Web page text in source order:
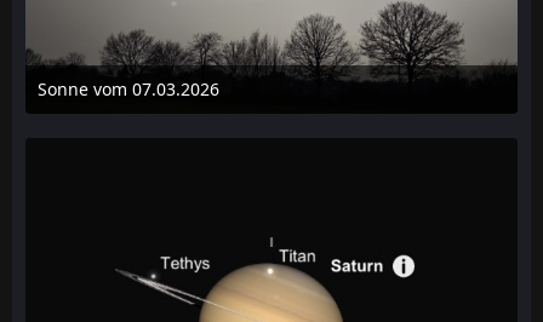
Sonne vom 07.03.2026
7. März 2026 um 16:24